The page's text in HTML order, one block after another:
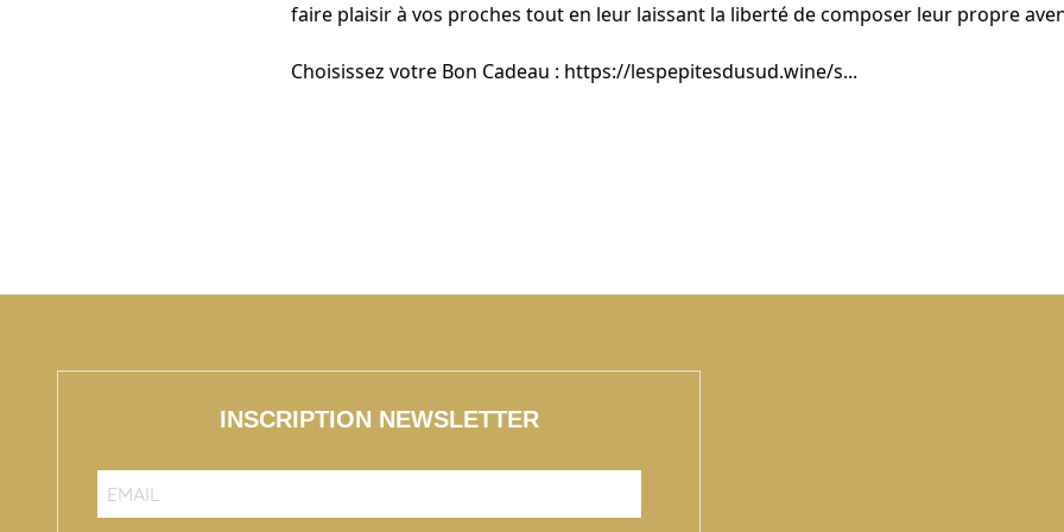
faire plaisir à vos proches tout en leur laissant la liberté de composer leur propre
Choisissez votre Bon Cadeau : https://lespepitesdusud.wine/s...
INSCRIPTION NEWSLETTER